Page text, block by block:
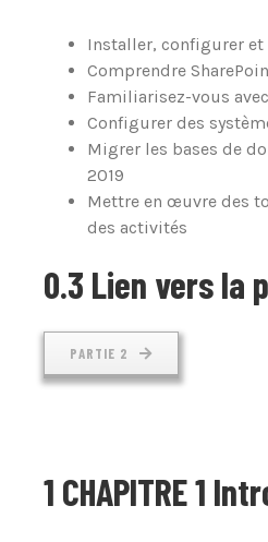
Installer, configurer et
Comprendre
Familiarisez-vous
Configurer des
Migrer les bases de
2019
Mettre en œuvre des
des activités
0.3 Lien vers la
PARTIE 2
1 CHAPITRE 1